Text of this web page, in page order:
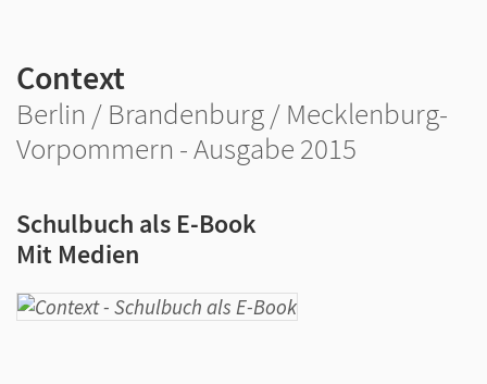
Context
Berlin / Brandenburg / Mecklenburg-
Vorpommern - Ausgabe 2015
Schulbuch als E-Book
Mit Medien